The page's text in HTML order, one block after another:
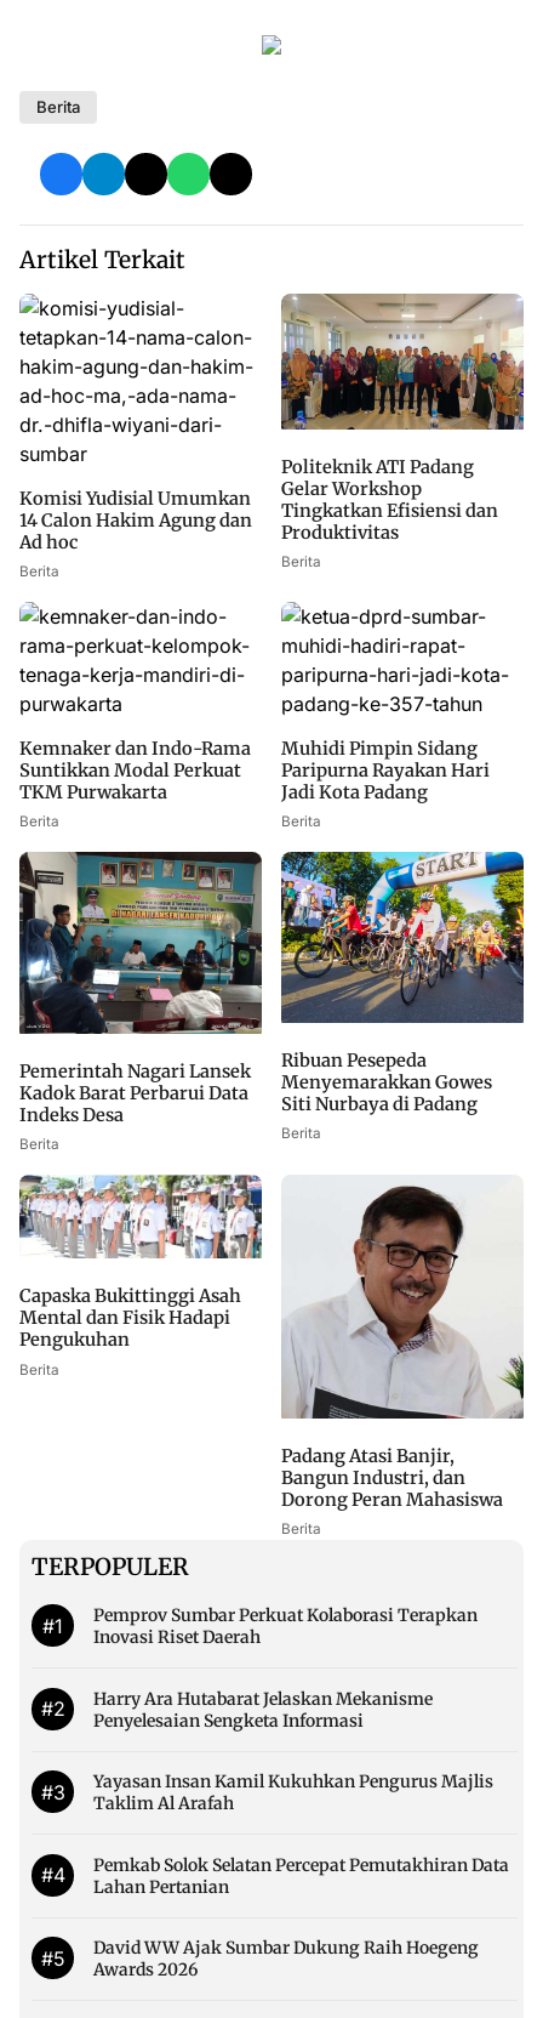
Berita
Artikel Terkait
Komisi Yudisial Umumkan
14 Calon Hakim Agung dan
Ad hoc
Berita
Politeknik ATI Padang
Gelar Workshop
Tingkatkan Efisiensi dan
Produktivitas
Berita
Kemnaker dan Indo-Rama
Suntikkan Modal Perkuat
TKM Purwakarta
Berita
Muhidi Pimpin Sidang
Paripurna Rayakan Hari
Jadi Kota Padang
Berita
Pemerintah Nagari Lansek
Kadok Barat Perbarui Data
Indeks Desa
Berita
Ribuan Pesepeda
Menyemarakkan Gowes
Siti Nurbaya di Padang
Berita
Capaska Bukittinggi Asah
Mental dan Fisik Hadapi
Pengukuhan
Berita
Padang Atasi Banjir,
Bangun Industri, dan
Dorong Peran Mahasiswa
Berita
TERPOPULER
#1
Pemprov Sumbar Perkuat Kolaborasi Terapkan
Inovasi Riset Daerah
#2
Harry Ara Hutabarat Jelaskan Mekanisme
Penyelesaian Sengketa Informasi
#3
Yayasan Insan Kamil Kukuhkan Pengurus Majlis
Taklim Al Arafah
#4
Pemkab Solok Selatan Percepat Pemutakhiran Data
Lahan Pertanian
#5
David WW Ajak Sumbar Dukung Raih Hoegeng
Awards 2026